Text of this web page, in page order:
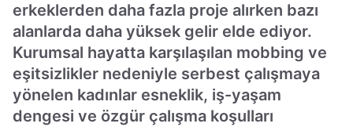
erkeklerden daha fazla proje alırken bazı
alanlarda daha yüksek gelir elde ediyor.
Kurumsal hayatta karşılaşılan mobbing ve
eşitsizlikler nedeniyle serbest çalışmaya
yönelen kadınlar esneklik, iş-yaşam
dengesi ve özgür çalışma koşulları